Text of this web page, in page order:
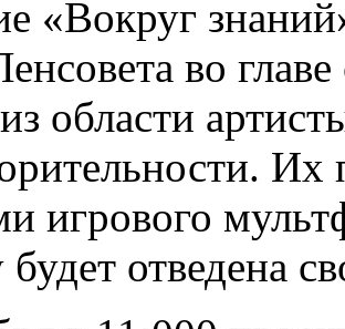
«Вокруг
во
области
игрового
будет отведена